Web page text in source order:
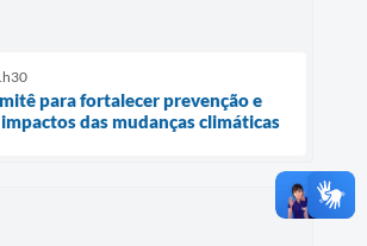
para fortalecer prevenção e
das mudanças climáticas